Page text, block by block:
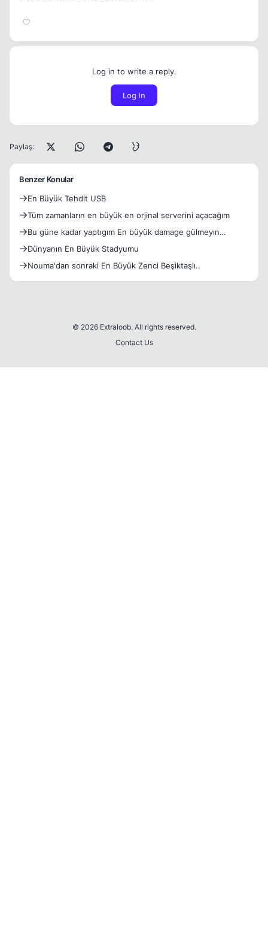
Log in to write a reply.
Log In
Paylaş:
Benzer Konular
En Büyük Tehdit USB
Tüm zamanların en büyük en orjinal serverini açacağım
Bu güne kadar yaptıgım En büyük damage gülmeyın
LLÜtfen :D
Dünyanın En Büyük Stadyumu
Nouma'dan sonraki En Büyük Zenci Beşiktaşlı..
© 2026 Extraloob. All rights reserved.
Contact Us